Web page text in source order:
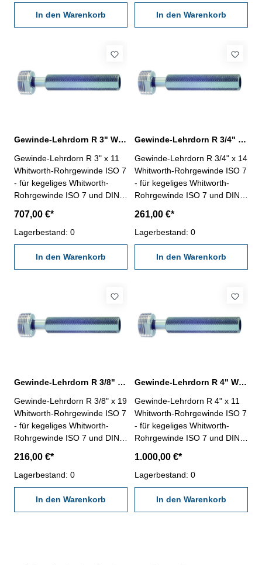
Grenzlehrdorne ISO 7-2:2000
und DIN EN 10226-3 sind mit
ISO 7 Rc/Rp Nr. 1 beschriftet
In den Warenkorb
und DIN EN 10226-3 sind mit
ISO 7 Rc/Rp Nr. 1 beschriftet
Nennmaß: R 2" x 11
In den Warenkorb
Gewinde-Lehrdorn R 3" Whitworth-Rohrgewinde ISO 7
Gewinde-Lehrdorn R 3" x 11
Whitworth-Rohrgewinde ISO 7
- für kegeliges Whitworth-
Rohrgewinde ISO 7 und DIN
"Gut" und "Ausschuss"- die
Grenzlehrdorne ISO 7-2:2000
und DIN EN 10226-3 sind mit
ISO 7 Rc/Rp Nr. 1 beschriftet
Nennmaß: R 3" x 11
707,00 €*
Lagerbestand: 0
In den Warenkorb
Gewinde-Lehrdorn R 3/4" Whitworth-Rohrgewinde ISO 7
Gewinde-Lehrdorn R 3/4" x 14
Whitworth-Rohrgewinde ISO 7
- für kegeliges Whitworth-
Rohrgewinde ISO 7 und DIN
"Gut" und "Ausschuss"- die
Grenzlehrdorne ISO 7-2:2000
und DIN EN 10226-3 sind mit
ISO 7 Rc/Rp Nr. 1 beschriftet
Nennmaß: R 3/4" x 14
261,00 €*
Lagerbestand: 0
In den Warenkorb
Gewinde-Lehrdorn R 3/8" Whitworth-Rohrgewinde ISO 7
Gewinde-Lehrdorn R 3/8" x 19
Whitworth-Rohrgewinde ISO 7
- für kegeliges Whitworth-
Rohrgewinde ISO 7 und DIN
"Gut" und "Ausschuss"- die
Grenzlehrdorne ISO 7-2:2000
und DIN EN 10226-3 sind mit
ISO 7 Rc/Rp Nr. 1 beschriftet
Nennmaß: R 3/8" x 19
216,00 €*
Lagerbestand: 0
In den Warenkorb
Gewinde-Lehrdorn R 4" Whitworth-Rohrgewinde ISO 7
Gewinde-Lehrdorn R 4" x 11
Whitworth-Rohrgewinde ISO 7
- für kegeliges Whitworth-
Rohrgewinde ISO 7 und DIN
"Gut" und "Ausschuss"- die
Grenzlehrdorne ISO 7-2:2000
und DIN EN 10226-3 sind mit
ISO 7 Rc/Rp Nr. 1 beschriftet
Nennmaß: R 4" x 11
1.000,00 €*
Lagerbestand: 0
In den Warenkorb